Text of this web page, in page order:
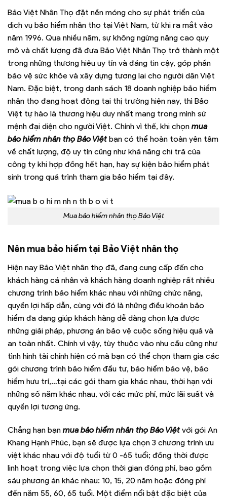
Bảo Việt Nhân Thọ đặt nền móng cho sự phát triển của
dịch vụ bảo hiểm nhân thọ tại Việt Nam, từ khi ra mắt vào
năm 1996. Qua nhiều năm, sự không ngừng nâng cao quy
mô và chất lượng đã đưa Bảo Việt Nhân Thọ trở thành một
trong những thương hiệu uy tín và đáng tin cậy, góp phần
bảo vệ sức khỏe và xây dựng tương lai cho người dân Việt
Nam. Đặc biệt, trong danh sách 18 doanh nghiệp bảo hiểm
nhân thọ đang hoạt động tại thị trường hiện nay, thì Bảo
Việt tự hào là thương hiệu duy nhất mang trong mình sứ
mệnh đại diện cho người Việt. Chính vì thế, khi chọn mua
bảo hiểm nhân thọ Bảo Việtbạn có thể hoàn toàn yên tâm
về chất lượng, độ uy tín cũng như khả năng chi trả của
công ty khi hợp đồng hết hạn, hay sự kiện bảo hiểm phát
sinh trong quá trình tham gia bảo hiểm tại đây.
Mua bảo hiểm nhân thọ Bảo Việt
Nên mua bảo hiểm tại Bảo Việt nhân thọ
Hiện nay Bảo Việt nhân thọ đã, đang cung cấp đến cho
khách hàng cá nhân và khách hàng doanh nghiệp rất nhiều
chương trình bảo hiểm khác nhau với những chức năng,
quyền lợi hấp dẫn, cùng với đó là những điều khoản bảo
hiểm đa dạng giúp khách hàng dễ dàng chọn lựa được
những giải pháp, phương án bảo vệ cuộc sống hiệu quả và
an toàn nhất. Chính vì vậy, tùy thuộc vào nhu cầu cũng như
tình hình tài chính hiện có mà bạn có thể chọn tham gia các
gói chương trình bảo hiểm đầu tư, bảo hiểm bảo vệ, bảo
hiểm hưu trí,…tại các gói tham gia khác nhau, thời hạn với
những số năm khác nhau, với các mức phí, mức lãi suất và
quyền lợi tương ứng.
Chẳng hạn bạn mua bảo hiểm nhân thọ Bảo Việtvới gói An
Khang Hạnh Phúc, bạn sẽ được lựa chọn 3 chương trình ưu
việt khác nhau với độ tuổi từ 0 -65 tuổi; đồng thời được
linh hoạt trong việc lựa chọn thời gian đóng phí, bao gồm
sáu phương án khác nhau: 10, 15, 20 năm hoặc đóng phí
đến năm 55, 60, 65 tuổi. Một điểm nổi bật đặc biệt của